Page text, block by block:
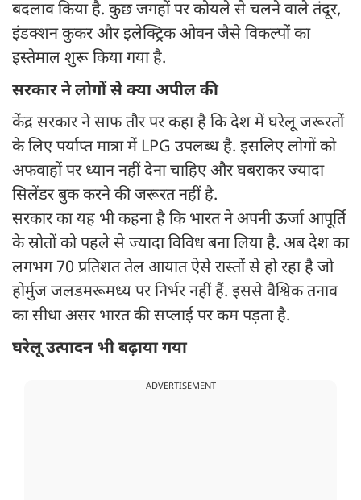
बदलाव किया है. कुछ जगहों पर कोयले से चलने वाले तंदूर,
इंडक्शन कुकर और इलेक्ट्रिक ओवन जैसे विकल्पों का
इस्तेमाल शुरू किया गया है.
सरकार ने लोगों से क्या अपील की
केंद्र सरकार ने साफ तौर पर कहा है कि देश में घरेलू जरूरतों
के लिए पर्याप्त मात्रा में LPG उपलब्ध है. इसलिए लोगों को
अफवाहों पर ध्यान नहीं देना चाहिए और घबराकर ज्यादा
सिलेंडर बुक करने की जरूरत नहीं है.
सरकार का यह भी कहना है कि भारत ने अपनी ऊर्जा आपूर्ति
के स्रोतों को पहले से ज्यादा विविध बना लिया है. अब देश का
लगभग 70 प्रतिशत तेल आयात ऐसे रास्तों से हो रहा है जो
होर्मुज जलडमरूमध्य पर निर्भर नहीं हैं. इससे वैश्विक तनाव
का सीधा असर भारत की सप्लाई पर कम पड़ता है.
घरेलू उत्पादन भी बढ़ाया गया
ADVERTISEMENT